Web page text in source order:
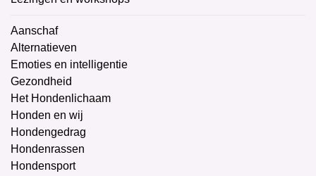
Aanschaf
Alternatieven
Emoties en intelligentie
Gezondheid
Het Hondenlichaam
Honden en wij
Hondengedrag
Hondenrassen
Hondensport